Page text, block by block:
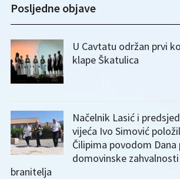
Posljedne objave
U Cavtatu održan prvi
klape Škatulica
Načelnik Lasić i
vijeća Ivo Simović
Čilipima povodom Dana
domovinske
branitelja